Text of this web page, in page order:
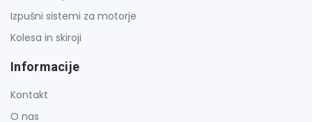
Izpušni sistemi za motorje
Kolesa in skiroji
Informacije
Kontakt
O nas